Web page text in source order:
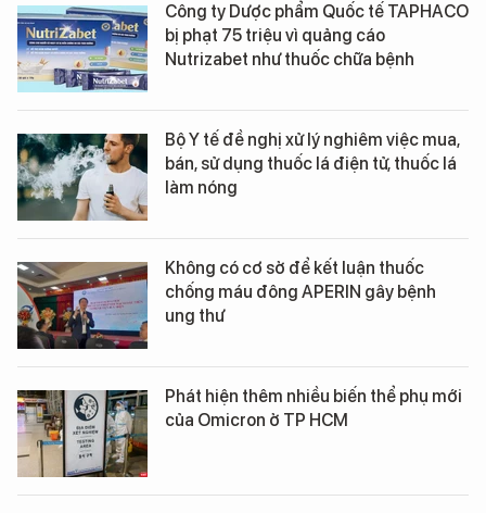
Công ty Dược phẩm Quốc tế TAPHACO
bị phạt 75 triệu vì quảng cáo
Nutrizabet như thuốc chữa bệnh
Bộ Y tế đề nghị xử lý nghiêm việc mua,
bán, sử dụng thuốc lá điện tử, thuốc lá
làm nóng
Không có cơ sở để kết luận thuốc
chống máu đông APERIN gây bệnh
ung thư
Phát hiện thêm nhiều biến thể phụ mới
của Omicron ở TP HCM